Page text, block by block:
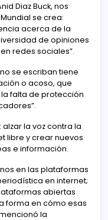
Diaz Buck, nos
se crea:
acerca de la
de opiniones
redes sociales”.
se escriban tiene
o acoso, que
falta de protección
la voz contra la
libre y crear nuevos
e información.
en las plataformas
en internet;
abiertas
forma en cómo esas
la